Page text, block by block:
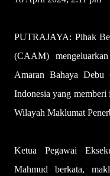
PUTRAJAYA: Pihak
(CAAM)
Amaran Bahaya
Indonesia yang memberi
Wilayah Maklumat
Ketua Pegawai
Mahmud berkata,